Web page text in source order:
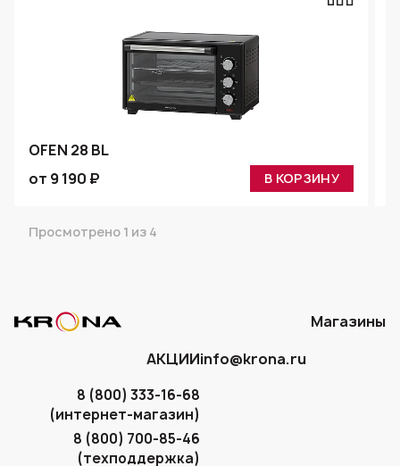
OFEN 28 BL
от 9 190 ₽
В КОРЗИНУ
Просмотрено 1 из 4
Магазины
АКЦИИinfo@krona.ru
8 (800) 333-16-68
(интернет-магазин)
8 (800) 700-85-46
(техподдержка)